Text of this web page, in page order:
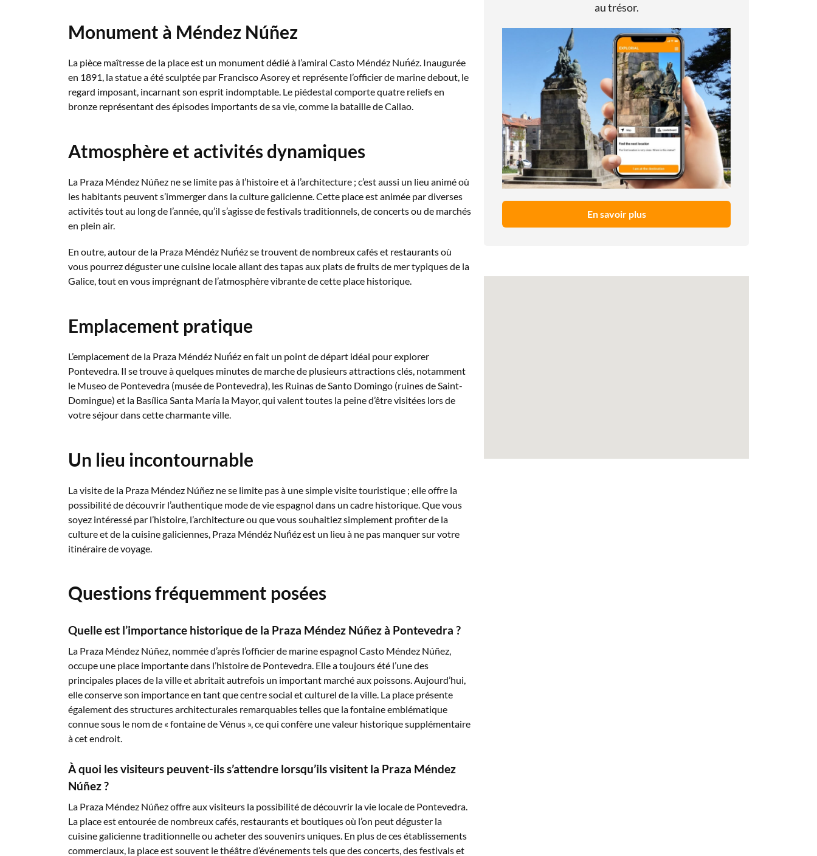
Monument à Méndez Núñez
La pièce maîtresse de la place est un monument dédié à l’amiral Casto Méndéz Nuńéz. Inaugurée
en 1891, la statue a été sculptée par Francisco Asorey et représente l’officier de marine debout, le
regard imposant, incarnant son esprit indomptable. Le piédestal comporte quatre reliefs en
bronze représentant des épisodes importants de sa vie, comme la bataille de Callao.
Atmosphère et activités dynamiques
La Praza Méndez Núñez ne se limite pas à l’histoire et à l’architecture ; c’est aussi un lieu animé où
les habitants peuvent s’immerger dans la culture galicienne. Cette place est animée par diverses
activités tout au long de l’année, qu’il s’agisse de festivals traditionnels, de concerts ou de marchés
en plein air.
En outre, autour de la Praza Méndéz Nuńéz se trouvent de nombreux cafés et restaurants où
vous pourrez déguster une cuisine locale allant des tapas aux plats de fruits de mer typiques de la
Galice, tout en vous imprégnant de l’atmosphère vibrante de cette place historique.
Emplacement pratique
L’emplacement de la Praza Méndéz Nuńéz en fait un point de départ idéal pour explorer
Pontevedra. Il se trouve à quelques minutes de marche de plusieurs attractions clés, notamment
le Museo de Pontevedra (musée de Pontevedra), les Ruinas de Santo Domingo (ruines de Saint-
Domingue) et la Basílica Santa María la Mayor, qui valent toutes la peine d’être visitées lors de
votre séjour dans cette charmante ville.
Un lieu incontournable
La visite de la Praza Méndez Núñez ne se limite pas à une simple visite touristique ; elle offre la
possibilité de découvrir l’authentique mode de vie espagnol dans un cadre historique. Que vous
soyez intéressé par l’histoire, l’architecture ou que vous souhaitiez simplement profiter de la
culture et de la cuisine galiciennes, Praza Méndéz Nuńéz est un lieu à ne pas manquer sur votre
itinéraire de voyage.
Questions fréquemment posées
Quelle est l’importance historique de la Praza Méndez Núñez à Pontevedra ?
La Praza Méndez Núñez, nommée d’après l’officier de marine espagnol Casto Méndez Núñez,
occupe une place importante dans l’histoire de Pontevedra. Elle a toujours été l’une des
principales places de la ville et abritait autrefois un important marché aux poissons. Aujourd’hui,
elle conserve son importance en tant que centre social et culturel de la ville. La place présente
également des structures architecturales remarquables telles que la fontaine emblématique
connue sous le nom de « fontaine de Vénus », ce qui confère une valeur historique supplémentaire
à cet endroit.
À quoi les visiteurs peuvent-ils s’attendre lorsqu’ils visitent la Praza Méndez
Núñez ?
La Praza Méndez Núñez offre aux visiteurs la possibilité de découvrir la vie locale de Pontevedra.
La place est entourée de nombreux cafés, restaurants et boutiques où l’on peut déguster la
cuisine galicienne traditionnelle ou acheter des souvenirs uniques. En plus de ces établissements
commerciaux, la place est souvent le théâtre d’événements tels que des concerts, des festivals et
au trésor.
En savoir plus